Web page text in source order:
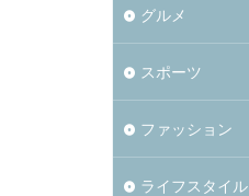
グルメ
スポーツ
ファッション
ライフスタイル